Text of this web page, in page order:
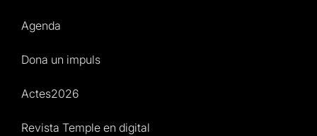
Agenda
Dona un impuls
Actes2026
Revista Temple en digital